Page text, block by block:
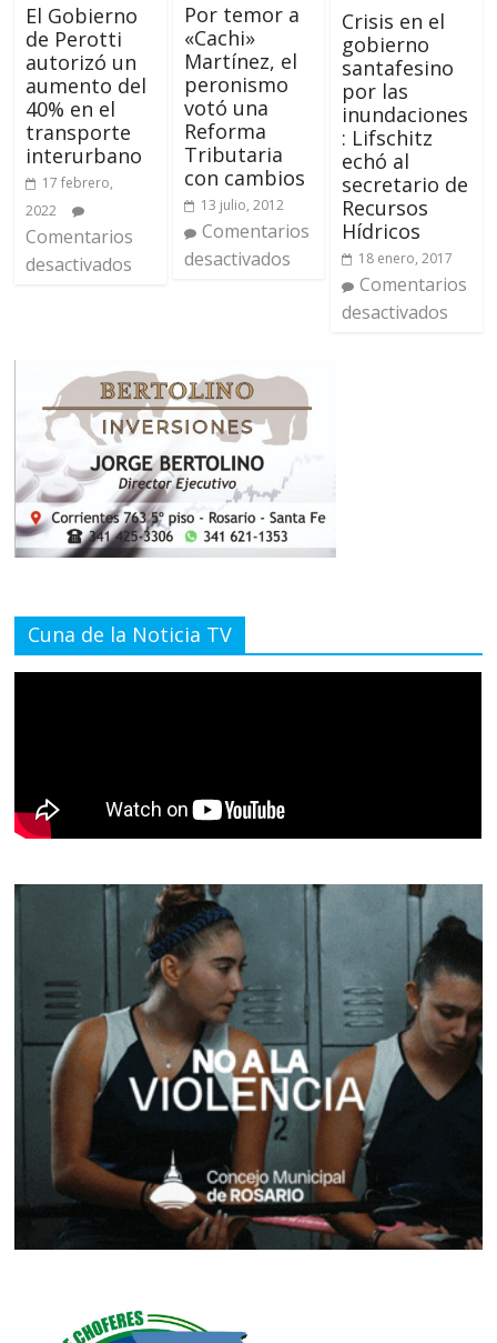
El Gobierno
de Perotti
autorizó un
aumento del
40% en el
transporte
interurbano
17 febrero,
2022
Comentarios
desactivados
Por temor a
«Cachi»
Martínez, el
peronismo
votó una
Reforma
Tributaria
con cambios
13 julio, 2012
Comentarios
desactivados
Crisis en el
gobierno
santafesino
por las
inundaciones
: Lifschitz
echó al
secretario de
Recursos
Hídricos
18 enero, 2017
Comentarios
desactivados
Cuna de la Noticia TV